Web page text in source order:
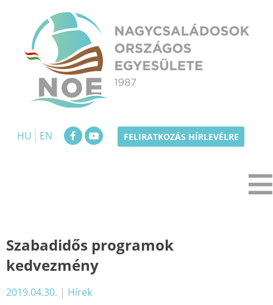
content
HU
EN FELIRATKOZÁS HÍRLEVÉLRE
Szabadidős programok
kedvezmény
2019.04.30. | Hírek